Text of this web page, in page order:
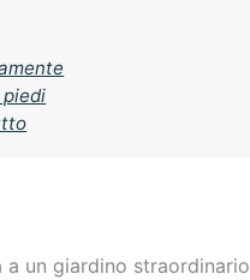
piedi
un giardino straordinario